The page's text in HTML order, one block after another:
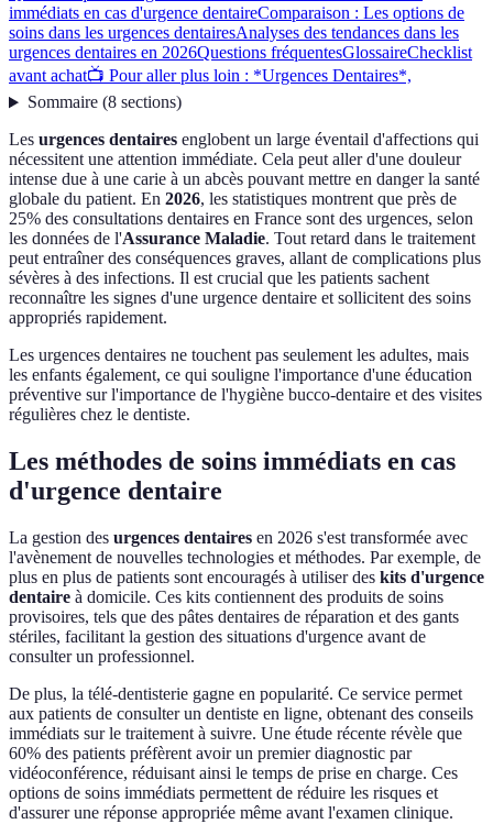
immédiats en cas d'urgence dentaireComparaison : Les options de
soins dans les urgences dentairesAnalyses des tendances dans les
urgences dentaires en 2026Questions fréquentesGlossaireChecklist
avant achat📺 Pour aller plus loin : *Urgences Dentaires*,
Sommaire(8 sections)
Les urgences dentaires englobent un large éventail d'affections qui
nécessitent une attention immédiate. Cela peut aller d'une douleur
intense due à une carie à un abcès pouvant mettre en danger la santé
globale du patient. En 2026, les statistiques montrent que près de
25% des consultations dentaires en France sont des urgences, selon
les données de l'Assurance Maladie. Tout retard dans le traitement
peut entraîner des conséquences graves, allant de complications plus
sévères à des infections. Il est crucial que les patients sachent
reconnaître les signes d'une urgence dentaire et sollicitent des soins
appropriés rapidement.
Les urgences dentaires ne touchent pas seulement les adultes, mais
les enfants également, ce qui souligne l'importance d'une éducation
préventive sur l'importance de l'hygiène bucco-dentaire et des visites
régulières chez le dentiste.
Les méthodes de soins immédiats en cas
d'urgence dentaire
La gestion des urgences dentaires en 2026 s'est transformée avec
l'avènement de nouvelles technologies et méthodes. Par exemple, de
plus en plus de patients sont encouragés à utiliser des kits d'urgence
dentaire à domicile. Ces kits contiennent des produits de soins
provisoires, tels que des pâtes dentaires de réparation et des gants
stériles, facilitant la gestion des situations d'urgence avant de
consulter un professionnel.
De plus, la télé-dentisterie gagne en popularité. Ce service permet
aux patients de consulter un dentiste en ligne, obtenant des conseils
immédiats sur le traitement à suivre. Une étude récente révèle que
60% des patients préfèrent avoir un premier diagnostic par
vidéoconférence, réduisant ainsi le temps de prise en charge. Ces
options de soins immédiats permettent de réduire les risques et
d'assurer une réponse appropriée même avant l'examen clinique.